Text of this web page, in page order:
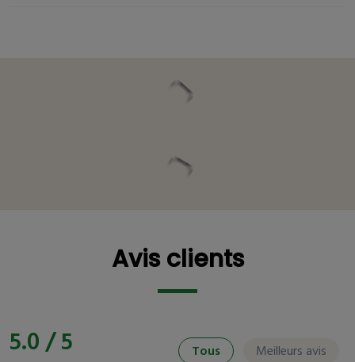
Vous pourriez être intéressé
Avis clients
5.0 / 5 Tous
Meilleurs avis